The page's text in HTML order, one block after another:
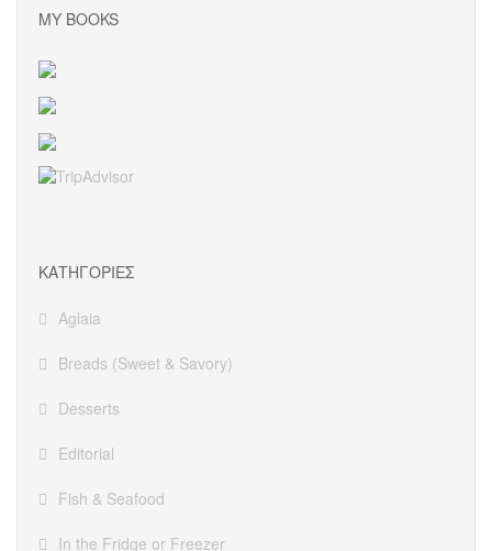
MY BOOKS
KΑΤΗΓΟΡΊΕΣ
Aglaia
Breads (Sweet & Savory)
Desserts
Editorial
Fish & Seafood
In the Fridge or Freezer